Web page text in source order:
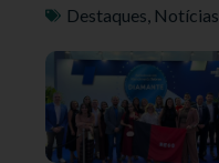
Destaques, Notícias